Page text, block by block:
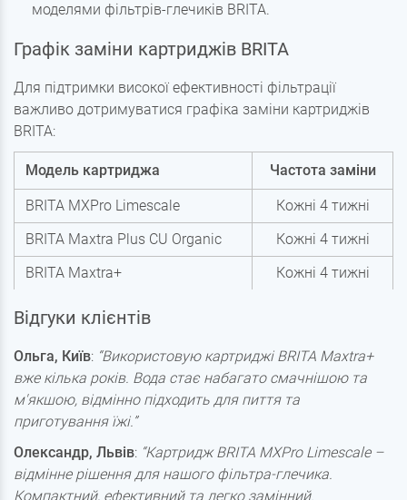
моделями фільтрів-глечиків BRITA.
Графік заміни картриджів BRITA
Для підтримки високої ефективності фільтрації
важливо дотримуватися графіка заміни картриджів
BRITA:
Модель картриджа Частота заміни
BRITA MXPro Limescale
Кожні 4 тижні
BRITA Maxtra Plus CU Organic
Кожні 4 тижні
BRITA Maxtra+
Кожні 4 тижні
Відгуки клієнтів
Ольга, Київ: “Використовую картриджі BRITA Maxtra+
вже кілька років. Вода стає набагато смачнішою та
м'якшою, відмінно підходить для пиття та
приготування їжі.”
Олександр, Львів: “Картридж BRITA MXPro Limescale –
відмінне рішення для нашого фільтра-глечика.
Компактний, ефективний та легко замінний.